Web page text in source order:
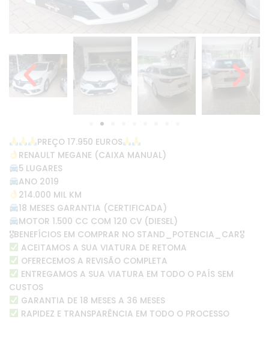
PREÇO 17.950 EUROS
RENAULT MEGANE (CAIXA MANUAL)
5 LUGARES
ANO 2019
214.000 MIL KM
18 MESES GARANTIA (CERTIFICADA)
MOTOR 1.500 CC COM 120 CV (DIESEL)
🎖BENEFÍCIOS EM COMPRAR NO STAND_POTENCIA_CAR🎖
ACEITAMOS A SUA VIATURA DE RETOMA
OFERECEMOS A REVISÃO COMPLETA
ENTREGAMOS A SUA VIATURA EM TODO O PAÍS SEM
CUSTOS
GARANTIA DE 18 MESES A 36 MESES
RAPIDEZ E TRANSPARÊNCIA EM TODO O PROCESSO